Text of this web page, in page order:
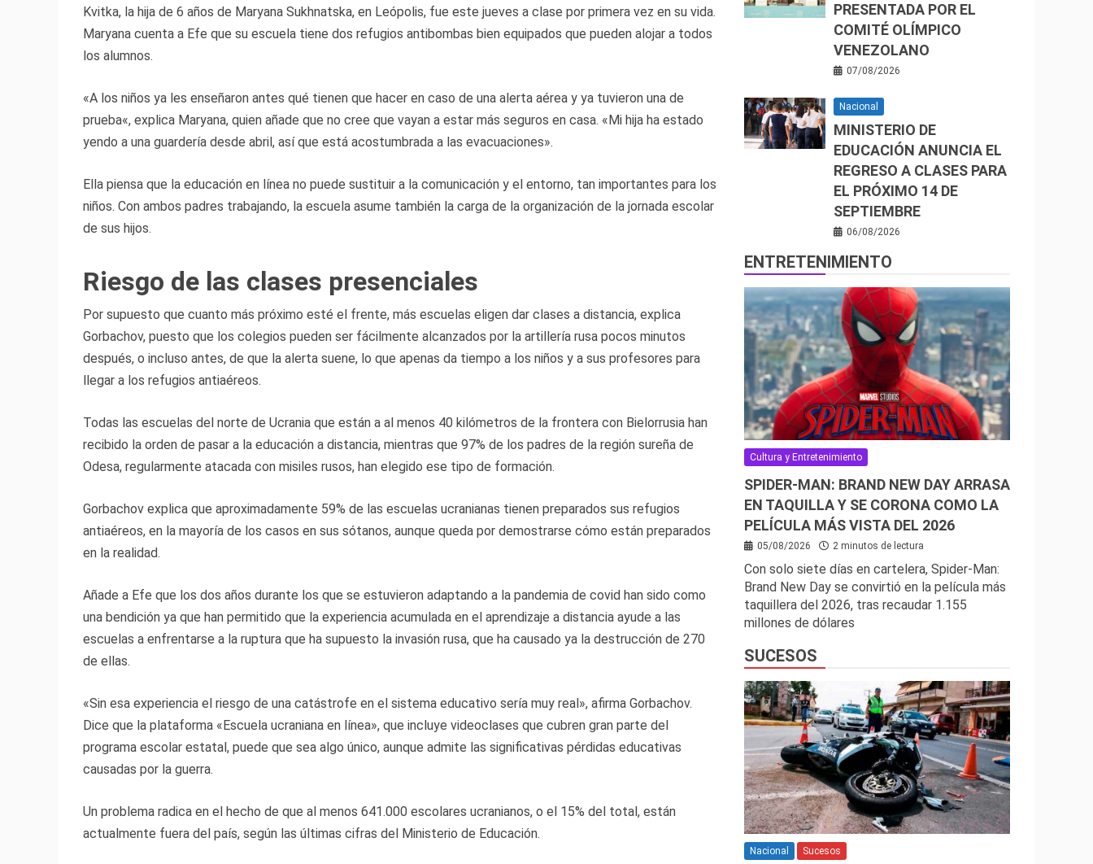
Kvitka, la hija de 6 años de Maryana Sukhnatska, en Leópolis, fue este jueves a clase por primera vez en su vida.
Maryana cuenta a Efe que su escuela tiene dos refugios antibombas bien equipados que pueden alojar a todos
los alumnos.
«A los niños ya les enseñaron antes qué tienen que hacer en caso de una alerta aérea y ya tuvieron una de
prueba«, explica Maryana, quien añade que no cree que vayan a estar más seguros en casa. «Mi hija ha estado
yendo a una guardería desde abril, así que está acostumbrada a las evacuaciones».
Ella piensa que la educación en línea no puede sustituir a la comunicación y el entorno, tan importantes para los
niños. Con ambos padres trabajando, la escuela asume también la carga de la organización de la jornada escolar
de sus hijos.
Riesgo de las clases presenciales
Por supuesto que cuanto más próximo esté el frente, más escuelas eligen dar clases a distancia, explica
Gorbachov, puesto que los colegios pueden ser fácilmente alcanzados por la artillería rusa pocos minutos
después, o incluso antes, de que la alerta suene, lo que apenas da tiempo a los niños y a sus profesores para
llegar a los refugios antiaéreos.
Todas las escuelas del norte de Ucrania que están a al menos 40 kilómetros de la frontera con Bielorrusia han
recibido la orden de pasar a la educación a distancia, mientras que 97% de los padres de la región sureña de
Odesa, regularmente atacada con misiles rusos, han elegido ese tipo de formación.
Gorbachov explica que aproximadamente 59% de las escuelas ucranianas tienen preparados sus refugios
antiaéreos, en la mayoría de los casos en sus sótanos, aunque queda por demostrarse cómo están preparados
en la realidad.
Añade a Efe que los dos años durante los que se estuvieron adaptando a la pandemia de covid han sido como
una bendición ya que han permitido que la experiencia acumulada en el aprendizaje a distancia ayude a las
escuelas a enfrentarse a la ruptura que ha supuesto la invasión rusa, que ha causado ya la destrucción de 270
de ellas.
«Sin esa experiencia el riesgo de una catástrofe en el sistema educativo sería muy real», afirma Gorbachov.
Dice que la plataforma «Escuela ucraniana en línea», que incluye videoclases que cubren gran parte del
programa escolar estatal, puede que sea algo único, aunque admite las significativas pérdidas educativas
causadas por la guerra.
Un problema radica en el hecho de que al menos 641.000 escolares ucranianos, o el 15% del total, están
actualmente fuera del país, según las últimas cifras del Ministerio de Educación.
PRESENTADA POR EL
COMITÉ OLÍMPICO
VENEZOLANO
07/08/2026
Nacional
MINISTERIO DE
EDUCACIÓN ANUNCIA EL
REGRESO A CLASES PARA
EL PRÓXIMO 14 DE
SEPTIEMBRE
06/08/2026
ENTRETENIMIENTO
Cultura y Entretenimiento
SPIDER-MAN: BRAND NEW DAY ARRASA
EN TAQUILLA Y SE CORONA COMO LA
PELÍCULA MÁS VISTA DEL 2026
05/08/2026 2 minutos de lectura
Con solo siete días en cartelera, Spider-Man:
Brand New Day se convirtió en la película más
taquillera del 2026, tras recaudar 1.155
millones de dólares
SUCESOS
Nacional Sucesos